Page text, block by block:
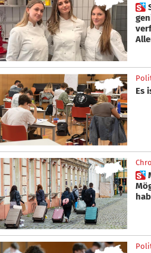
 Südtiroler Kost ohne Sorge
Es
 Maturareise: Welche